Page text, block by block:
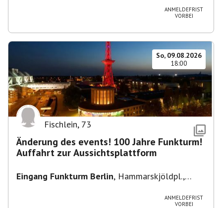
ANMELDEFRIST
VORBEI
So, 09.08.2026
18:00
Fischlein, 73
Änderung des events! 100 Jahre Funkturm!
Auffahrt zur Aussichtsplattform
Eingang Funkturm Berlin, Hammarskjöldpl.,
ANMELDEFRIST
VORBEI